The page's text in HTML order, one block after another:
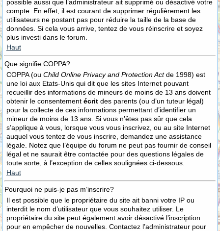
possible aussi que l’administrateur ait supprimé ou désactivé votre
compte. En effet, il est courant de supprimer régulièrement les
utilisateurs ne postant pas pour réduire la taille de la base de
données. Si cela vous arrive, tentez de vous réinscrire et soyez
plus investi dans le forum.
Haut
Que signifie COPPA?
COPPA (ou Child Online Privacy and Protection Actde 1998) est
une loi aux Etats-Unis qui dit que les sites Internet pouvant
recueillir des informations de mineurs de moins de 13 ans doivent
obtenir le consentement écrit des parents (ou d’un tuteur légal)
pour la collecte de ces informations permettant d’identifier un
mineur de moins de 13 ans. Si vous n’êtes pas sûr que cela
s’applique à vous, lorsque vous vous inscrivez, ou au site Internet
auquel vous tentez de vous inscrire, demandez une assistance
légale. Notez que l’équipe du forum ne peut pas fournir de conseil
légal et ne saurait être contactée pour des questions légales de
toute sorte, à l’exception de celles soulignées ci-dessous.
Haut
Pourquoi ne puis-je pas m’inscrire?
Il est possible que le propriétaire du site ait banni votre IP ou
interdit le nom d’utilisateur que vous souhaitez utiliser. Le
propriétaire du site peut également avoir désactivé l’inscription
pour en empêcher de nouvelles. Contactez l’administrateur pour